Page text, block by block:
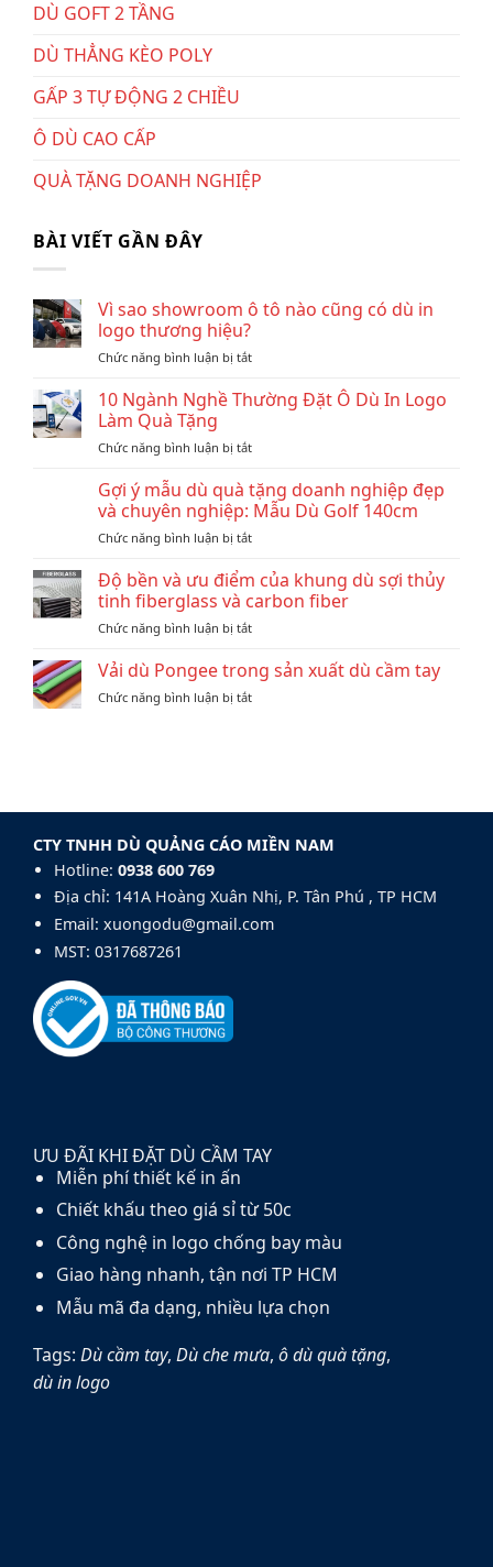
DÙ GOFT 2 TẦNG
DÙ THẲNG KÈO POLY
GẤP 3 TỰ ĐỘNG 2 CHIỀU
Ô DÙ CAO CẤP
QUÀ TẶNG DOANH NGHIỆP
BÀI VIẾT GẦN ĐÂY
Vì sao showroom ô tô nào cũng có dù in
logo thương hiệu?
Chức năng bình luận bị tắtở
sao
showroom
tô
cũng
có
in
thương
hiệu?
10 Ngành Nghề Thường Đặt Ô Dù In Logo
Làm Quà Tặng
Chức năng bình luận bị tắtở
Ngành
Nghề
Thường
Đặt
Dù
In
Làm
Tặng
Gợi ý mẫu dù quà tặng doanh nghiệp đẹp
và chuyên nghiệp: Mẫu Dù Golf 140cm
Chức năng bình luận bị tắtở
ý
mẫu
dù
quà
doanh
nghiệp
đẹp
Golf
140cm
Độ bền và ưu điểm của khung dù sợi thủy
tinh fiberglass và carbon fiber
Chức năng bình luận bị tắtở
bền
và
ưu
thủy
tinh
fiberglass
carbon
fiber
Vải dù Pongee trong sản xuất dù cầm tay
Chức năng bình luận bị tắtở
cầm
CTY TNHH DÙ QUẢNG CÁO MIỀN NAM
Hotline: 0938 600 769‬
Địa chỉ: 141A Hoàng Xuân Nhị, P. Tân Phú , TP HCM
Email: xuongodu@gmail.com
MST: 0317687261
ƯU ĐÃI KHI ĐẶT DÙ CẦM TAY
Miễn phí thiết kế in ấn
Chiết khấu theo giá sỉ từ 50c
Công nghệ in logo chống bay màu
Giao hàng nhanh, tận nơi TP HCM
Mẫu mã đa dạng, nhiều lựa chọn
Tags: Dù cầm tay, Dù che mưa, ô dù quà tặng,
dù in logo